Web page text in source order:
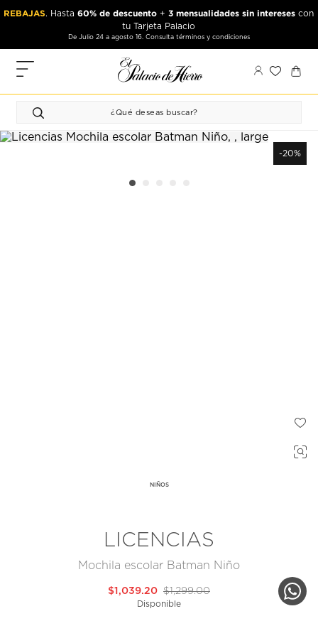
al
principal
al
de
pie
REBAJAS. Hasta60% de descuento +3 mensualidades sin intereses con
tu Tarjeta Palacio
De Julio 24 a agosto 16. Consulta términos y condiciones
MIS
FAVORITOS
PERFIL
NIÑOS
-20%
LICENCIAS
Mochila escolar Batman Niño
$1,299.00
$1,039.20
Disponible